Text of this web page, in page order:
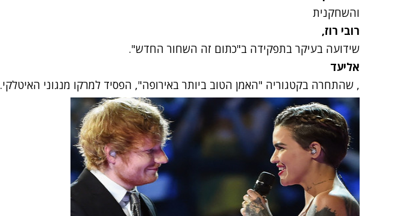
והשחקנית
רובי רוז,
שידועה בעיקר בתפקידה ב"כתום זה השחור החדש".
אליעד
, שהתחרה בקטגוריה "האמן הטוב ביותר באירופה", הפסיד למרקו מנגוני האיטלקי.